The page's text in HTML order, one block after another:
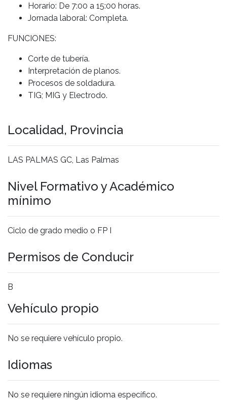
Horario: De 7:00 a 15:00 horas.
Jornada laboral: Completa.
FUNCIONES:
Corte de tubería.
Interpretación de planos.
Procesos de soldadura.
TIG; MIG y Electrodo.
Localidad, Provincia
LAS PALMAS GC, Las Palmas
Nivel Formativo y Académico
mínimo
Ciclo de grado medio o FP I
Permisos de Conducir
B
Vehículo propio
No se requiere vehículo propio.
Idiomas
No se requiere ningún idioma específico.